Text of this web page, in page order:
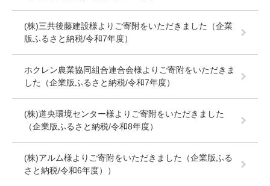
(株)三共後藤建設様よりご寄附をいただきました（企業
版ふるさと納税/令和7年度）
ホクレン農業協同組合連合会様よりご寄附をいただきま
した（企業版ふるさと納税/令和7年度）
(株)道央環境センター様よりご寄附をいただきました
（企業版ふるさと納税/令和8年度）
(株)アルム様よりご寄附をいただきました（企業版ふる
さと納税/令和6年度））